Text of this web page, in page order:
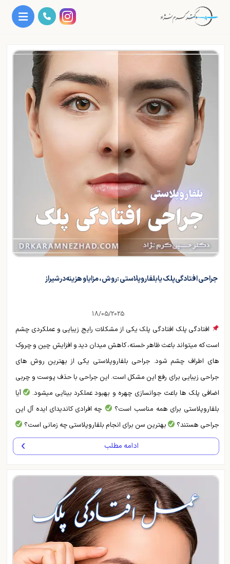
جراحی افتادگی پلک یا بلفاروپلاستی : روش، مزایا و هزینه در شیراز
18/05/2025
افتادگی پلک افتادگی پلک یکی از مشکلات رایج زیبایی و عملکردی چشم
است که میتواند باعث ظاهر خسته، کاهش میدان دید و افزایش چین و چروک
های اطراف چشم شود. جراحی بلفاروپلاستی یکی از بهترین روش های
جراحی زیبایی برای رفع این مشکل است. این جراحی با حذف پوست و چربی
اضافی پلک ها باعث جوانسازی چهره و بهبود عملکرد بینایی میشود.
آیا
بلفاروپلاستی برای همه مناسب است؟
چه افرادی کاندیدای ایده آل این
جراحی هستند؟
بهترین سن برای انجام بلفاروپلاستی چه زمانی است؟
آیا ...
ادامه مطلب